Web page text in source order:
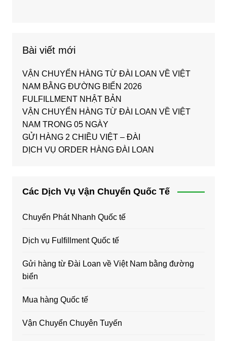
Bài viết mới
VẬN CHUYỂN HÀNG TỪ ĐÀI LOAN VỀ VIỆT
NAM BẰNG ĐƯỜNG BIỂN 2026
FULFILLMENT NHẬT BẢN
VẬN CHUYỂN HÀNG TỪ ĐÀI LOAN VỀ VIỆT
NAM TRONG 05 NGÀY
GỬI HÀNG 2 CHIỀU VIỆT – ĐÀI
DỊCH VỤ ORDER HÀNG ĐÀI LOAN
Các Dịch Vụ Vận Chuyển Quốc Tế
Chuyển Phát Nhanh Quốc tế
Dịch vụ Fulfillment Quốc tế
Gửi hàng từ Đài Loan về Việt Nam bằng đường
biển
Mua hàng Quốc tế
Vận Chuyển Chuyên Tuyến